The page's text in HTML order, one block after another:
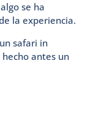
se ha
la experiencia.
safari in
antes un